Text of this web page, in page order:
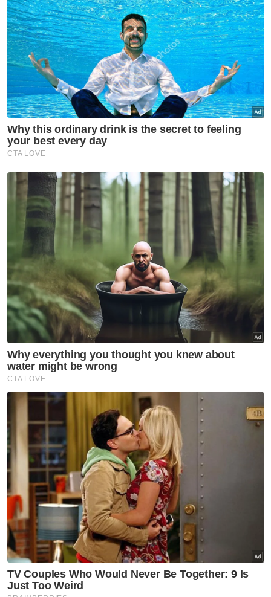
"Pihak Printhero juga akan melaksanakan
beberapa kerja akhir di TCM bagi persediaan
menerima feri berkenaan.
"SPPP akan sentiasa memantau keadaan
terkini Feri Muzium Terapung dan
menggandakan usaha untuk memastikan
Feri Pulau Pinang ini berjaya direalisasikan
sebagai Muzium Feri Pulau Pinang," katanya
lagi.
Berita Telus & Tulus menerusi E-Mel setiap
hari!
Mengulas lanjut, Soon Hin berkata, pada 6
Oktober lalu, Printhero mendapati feri
berkenaan senget ketika berada di dermaga.
"Hasil pemeriksaan mendapati bahawa air
laut telah memasuki ruang enjin. Tindakan
segera telah diambil oleh pihak Printhero
bagi melantik kontraktor bagi kerja-kerja
mengepam air dan membuat pemeriksaan
lanjut untuk mengenalpasti punca
kebocoran.
"Pihak Bomba Penang Port Sdn Bhd (PPSB)